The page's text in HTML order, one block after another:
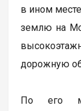
в ином
землю на
дорожную
По его